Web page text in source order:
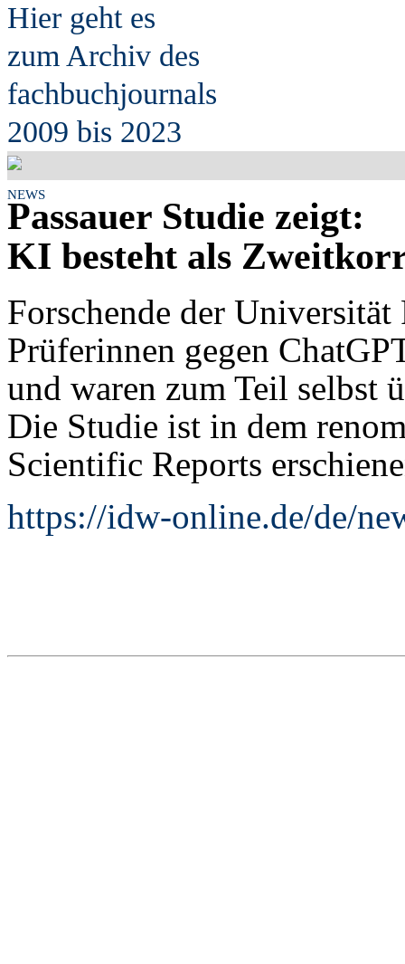
Hier geht es
zum Archiv des
fachbuchjournals
2009 bis 2023
NEWS
Passauer Studie zeigt:
KI besteht als
Forschende der Universität
Prüferinnen gegen
und waren zum Teil selbst
Die Studie ist in dem
Scientific Reports
https://idw-online.de/de/